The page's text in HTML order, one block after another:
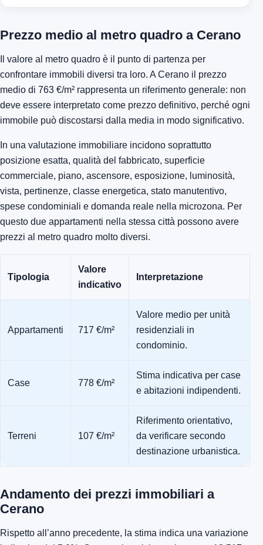
Prezzo medio al metro quadro a Cerano
Il valore al metro quadro è il punto di partenza per
confrontare immobili diversi tra loro. A Cerano il prezzo
medio di 763 €/m² rappresenta un riferimento generale: non
deve essere interpretato come prezzo definitivo, perché ogni
immobile può discostarsi dalla media in modo significativo.
In una valutazione immobiliare incidono soprattutto
posizione esatta, qualità del fabbricato, superficie
commerciale, piano, ascensore, esposizione, luminosità,
vista, pertinenze, classe energetica, stato manutentivo,
spese condominiali e domanda reale nella microzona. Per
questo due appartamenti nella stessa città possono avere
prezzi al metro quadro molto diversi.
Tipologia
Valore
indicativo
Interpretazione
Appartamenti 717 €/m²
Valore medio per unità
residenziali in
condominio.
Case 778 €/m²
Stima indicativa per case
e abitazioni indipendenti.
Terreni 107 €/m²
Riferimento orientativo,
da verificare secondo
destinazione urbanistica.
Andamento dei prezzi immobiliari a
Cerano
Rispetto all’anno precedente, la stima indica una variazione